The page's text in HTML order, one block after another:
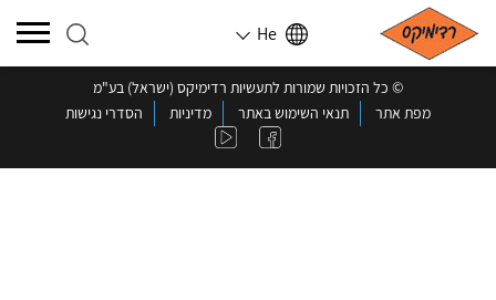
He
©️ כל הזכויות שמורות לתעשיות רדימיקס (ישראל) בע"מ
מפת אתר
תנאי השימוש באתר מדיניות הסדרי נגישות